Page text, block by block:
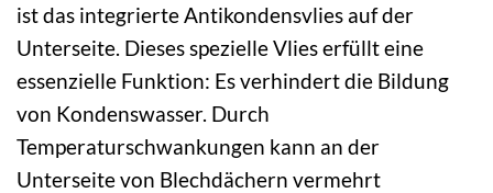
ist das integrierte Antikondensvlies auf der
Unterseite. Dieses spezielle Vlies erfüllt eine
essenzielle Funktion: Es verhindert die Bildung
von Kondenswasser. Durch
Temperaturschwankungen kann an der
Unterseite von Blechdächern vermehrt